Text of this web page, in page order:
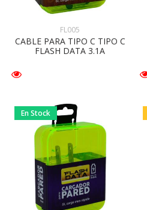
FL005
CABLE PARA TIPO C TIPO C
FLASH DATA 3.1A
En Stock